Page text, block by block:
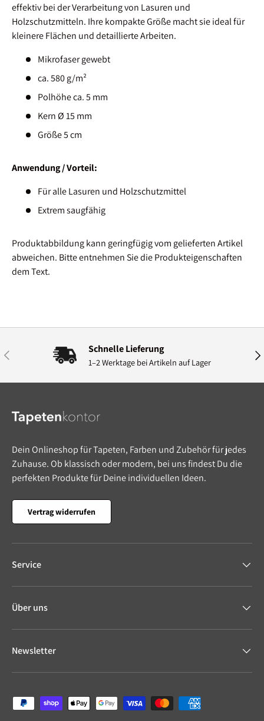
effektiv bei der Verarbeitung von Lasuren und
Holzschutzmitteln. Ihre kompakte Größe macht sie ideal für
kleinere Flächen und detaillierte Arbeiten.
Mikrofaser gewebt
ca. 580 g/m²
Polhöhe ca. 5 mm
Kern Ø 15 mm
Größe 5 cm
Anwendung / Vorteil:
Für alle Lasuren und Holzschutzmittel
Extrem saugfähig
Produktabbildung kann geringfügig vom gelieferten Artikel
abweichen. Bitte entnehmen Sie die Produkteigenschaften
dem Text.
Vorherige Schnelle Lieferung
1–2 Werktage bei Artikeln auf Lager
Dein Onlineshop für Tapeten, Farben und Zubehör für jedes
Zuhause. Ob klassisch oder modern, bei uns findest Du die
perfekten Produkte für Deine individuellen Ideen.
Vertrag widerrufen
Service
Über uns
Newsletter
Zahlungsmethoden